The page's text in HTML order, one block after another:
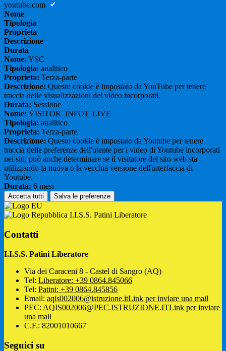
youtube.com
Nome
Tipologia
Proprieta
Descrizione
Durata
Nome: YSC
Tipologia: analitico
Proprieta: Terza-parte
Descrizione: Questo cookie è impostato da YouTube per tenere
traccia delle visualizzazioni dei video incorporati.
Durata: Sessione
Nome: VISITOR_INFO1_LIVE
Tipologia: analitico
Proprieta: Terza-parte
Descrizione: Questo cookie è impostato da Youtube per tenere
traccia delle preferenze dell'utente per i video di Youtube incorporati
nei siti; può anche determinare se il visitatore del sito web sta
utilizzando la nuova o la vecchia versione dell'interfaccia di
Youtube.
Durata: 6 mesi
Accetta tutti Salva le preferenze
I.I.S.S. Patini Liberatore
Contatti
I.I.S.S. Patini Liberatore
Via dei Caraceni 8 - Castel di Sangro (AQ)
Tel: Liberatore: +39 0864.845066
Tel: Patini: +39 0864.845856
Email: aqis002006@istruzione.itLink per inviare una mail
PEC: AQIS002006@PEC.ISTRUZIONE.ITLink per inviare
una mail
C.F.: 82001010667
Seguici su